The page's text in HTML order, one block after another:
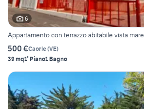
6
Appartamento con terrazzo abitabile vista mare
500 €Caorle(VE)
39 mq1° Piano1 Bagno